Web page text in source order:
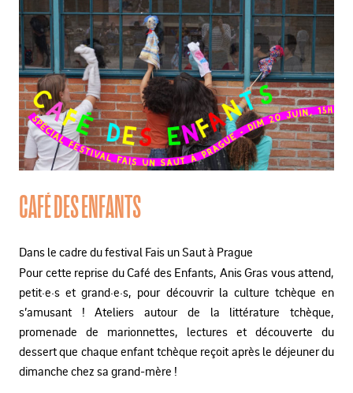
CAFÉ DES ENFANTS
Dans le cadre du festival Fais un Saut à Prague
Pour cette reprise du Café des Enfants, Anis Gras vous attend,
petit·e·s et grand·e·s, pour découvrir la culture tchèque en
s’amusant ! Ateliers autour de la littérature tchèque,
promenade de marionnettes, lectures et découverte du
dessert que chaque enfant tchèque reçoit après le déjeuner du
dimanche chez sa grand-mère !